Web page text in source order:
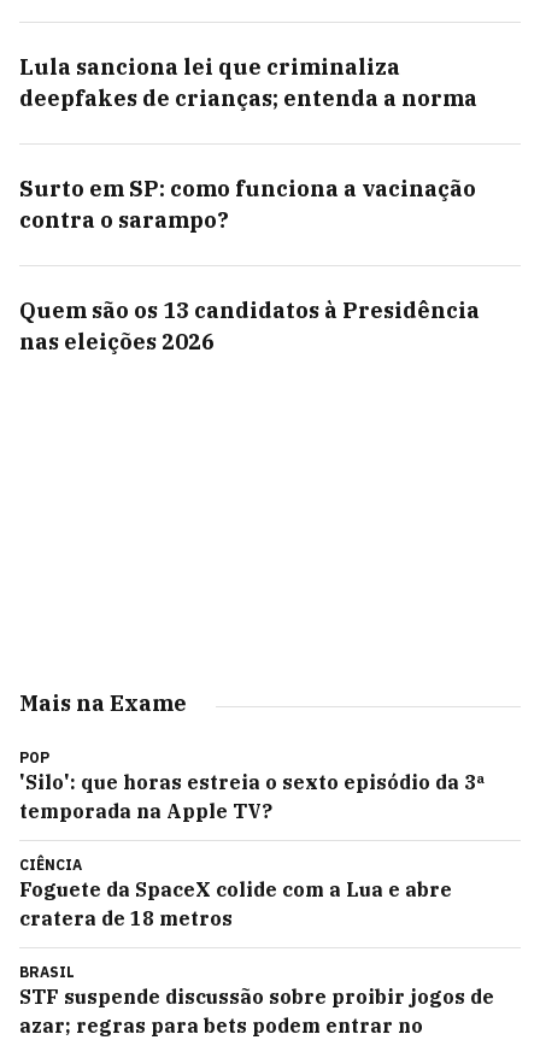
Lula sanciona lei que criminaliza
deepfakes de crianças; entenda a norma
Surto em SP: como funciona a vacinação
contra o sarampo?
Quem são os 13 candidatos à Presidência
nas eleições 2026
Mais na Exame
POP
'Silo': que horas estreia o sexto episódio da 3ª
temporada na Apple TV?
CIÊNCIA
Foguete da SpaceX colide com a Lua e abre
cratera de 18 metros
BRASIL
STF suspende discussão sobre proibir jogos de
azar; regras para bets podem entrar no